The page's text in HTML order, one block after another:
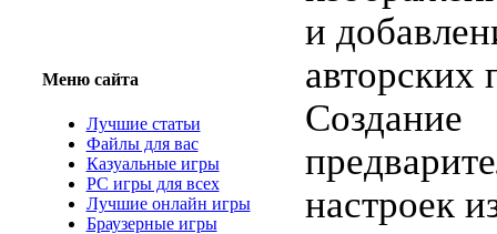
Меню сайта
Лучшие статьи
Файлы для вас
Казуальные игры
PC игры для всех
Лучшие онлайн игры
Браузерные игры
и
авторских
Создание
настроек